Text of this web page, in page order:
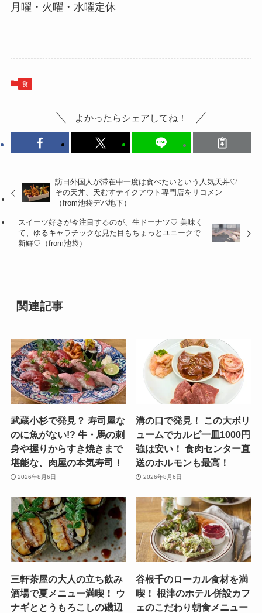
月曜・火曜・水曜定休
食
よかったらシェアしてね！
訪日外国人が滞在中一度は食べたいという人気天丼♡
その天丼、天むすテイクアウト専門店をリコメン
（from池袋デパ地下）
スイーツ好きが今注目するのが、生ドーナツ♡ 美味く
て、ゆるキャラチックな見た目もちょっとユニークで
新鮮♡（from池袋）
関連記事
武蔵小杉で発見？ 寿司屋な
のに魚がない!? 牛・馬の刺
身や握りからすき焼きまで
堪能な、肉屋の本気寿司！
2026年8月6日
溝の口で発見！ この大ボリ
ュームでカルビ一皿1000円
強は安い！ 食肉センター直
送のホルモンも最高！
2026年8月6日
三軒茶屋の大人の立ち飲み
酒場で夏メニュー満喫！ ウ
ナギととうもろこしの磯辺
谷根千のローカル食材を満
喫！ 根津のホテル併設カフ
ェのこだわり朝食メニュー